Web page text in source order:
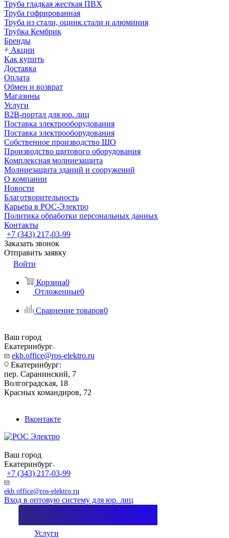
Труба гладкая жесткая ПВХ
Труба гофрированная
Труба из стали, оцинк.стали и алюминия
Трубка Кембрик
Бренды
Акции
Как купить
Доставка
Оплата
Обмен и возврат
Магазины
Услуги
B2B-портал для юр. лиц
Поставка электрооборудования
Поставка электрооборудования
Собственное производство ЩО
Производство щитового оборудования
Комплексная молниезащита
Молниезащита зданий и сооружений
О компании
Новости
Благотворительность
Карьера в РОС-Электро
Политика обработки персональных данных
Контакты
+7 (343) 217-03-99
Заказать звонок
Отправить заявку
Войти
Корзина0
Отложенные0
Сравнение товаров0
Ваш город
Екатеринбург
ekb.office@ros-elektro.ru
Екатеринбург:
пер. Саранинский, 7
Волгоградская, 18
Красных командиров, 72
Вконтакте
Ваш город
Екатеринбург
+7 (343) 217-03-99
ekb.office@ros-elektro.ru
Вход в оптовую систему для юр. лиц
Услуги